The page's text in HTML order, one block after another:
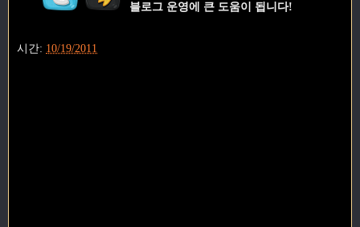
블로그 운영에 큰 도움이 됩니다!
시간: 10/19/2011